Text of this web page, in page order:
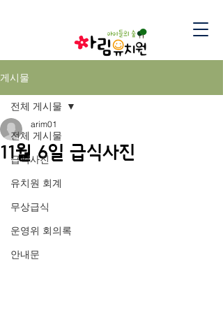
게시물
전체 게시물
급식사진
유치원 회계
무상급식
운영위 회의록
안내문
전체 게시물
11월 6일 급식사진
arim01